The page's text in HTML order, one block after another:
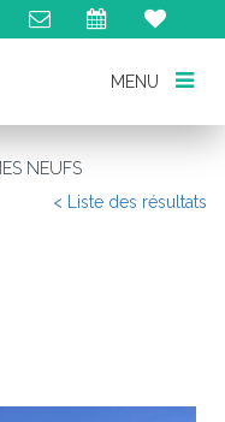
MENU
MENU
NEUFS
< Liste des résultats